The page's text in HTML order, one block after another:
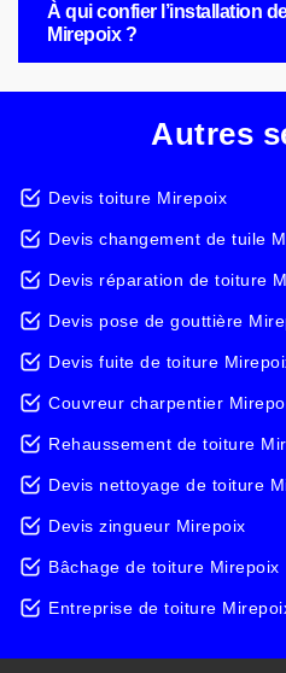
À qui confier l’installation
Mirepoix ?
Autres
Devis toiture Mirepoix
Devis changement de tuile
Devis réparation de toiture
Devis pose de gouttière
Devis fuite de toiture
Couvreur charpentier
Rehaussement de toiture
Devis nettoyage de toiture
Devis zingueur Mirepoix
Bâchage de toiture Mirepoix
Entreprise de toiture